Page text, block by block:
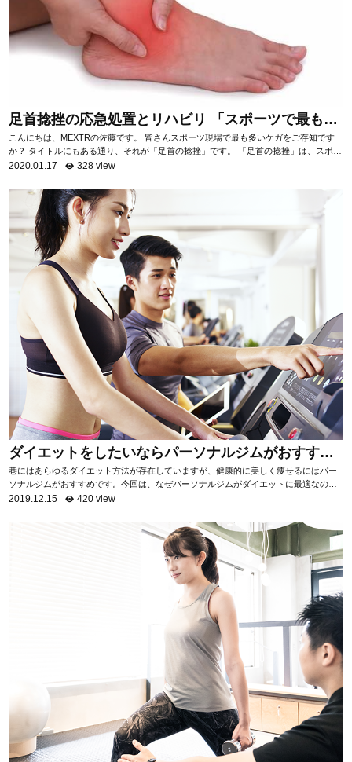
足首捻挫の応急処置とリハビリ 「スポーツで最も多
いケガ」
こんにちは、MEXTRの佐藤です。 皆さんスポーツ現場で最も多いケガをご存知です
か？ タイトルにもある通り、それが「足首の捻挫」です。 「足首の捻挫」は、スポー
ツ現場だけでなく日常生活におい...
2020.01.17 328 view
ダイエットをしたいならパーソナルジムがおすす
め！
巷にはあらゆるダイエット方法が存在していますが、健康的に美しく痩せるにはパー
ソナルジムがおすすめです。今回は、なぜパーソナルジムがダイエットに最適なのか
を項目ごとに分けて、詳しく解説いたします。 自...
2019.12.15 420 view